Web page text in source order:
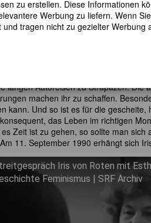
allem dessen BewohnerInnen
von Roten sofort an die
Absage setzt ihr zu – ob wohl
gewarnt hat? Doch reisen wird
Marokko, Tunesien, Sri Lanka,
ihre Begleiterinnen.
langen Autoreisen zu Strapazen. Die
machen ihr zu schaffen.
kann. Und so ist es für die gescheite,
das Leben im richtigen
Zeit ist zu gehen, so sollte man sich
11. September 1990 erhängt sich
Iris von Roten mit
Feminismus | SRF Archiv
zu erstellen. Diese Informationen
Werbung zu liefern. Wenn
tragen nicht zu gezielter Werbung